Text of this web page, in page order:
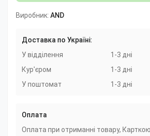
Виробник: AND
Доставка по Україні:
У відділення
1-3 дні
Кур'єром
1-3 дні
У поштомат
1-3 дні
Оплата
Оплата при отриманні товару,